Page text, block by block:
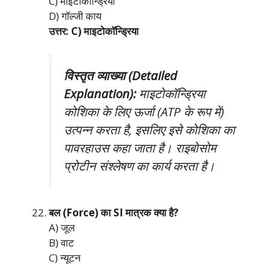
D) गॉल्जी काय
उत्तर: C) माइटोकॉन्ड्रिया
विस्तृत व्याख्या (Detailed
Explanation):माइटोकॉन्ड्रिया
कोशिका के लिए ऊर्जा (ATP के रूप में)
उत्पन्न करता है, इसलिए इसे कोशिका का
पावरहाउस कहा जाता है। राइबोसोम
प्रोटीन संश्लेषण का कार्य करता है।
बल (Force) का SI मात्रक क्या है?
A) जूल
B) वाट
C) न्यूटन